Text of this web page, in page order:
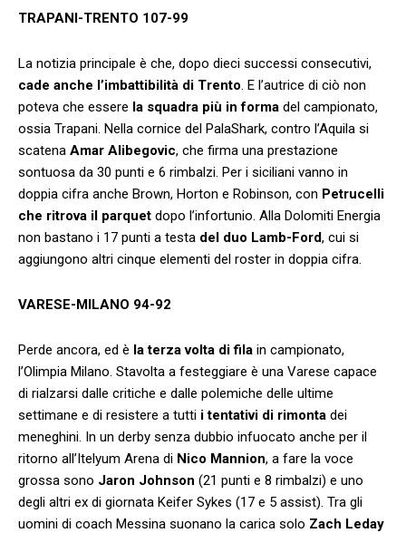
TRAPANI-TRENTO 107-99
La notizia principale è che, dopo dieci successi consecutivi,
cade anche l’imbattibilità di Trento. E l’autrice di ciò non
poteva che essere la squadra più in forma del campionato,
ossia Trapani. Nella cornice del PalaShark, contro l’Aquila si
scatena Amar Alibegovic, che firma una prestazione
sontuosa da 30 punti e 6 rimbalzi. Per i siciliani vanno in
doppia cifra anche Brown, Horton e Robinson, con Petrucelli
che ritrova il parquet dopo l’infortunio. Alla Dolomiti Energia
non bastano i 17 punti a testa del duo Lamb-Ford, cui si
aggiungono altri cinque elementi del roster in doppia cifra.
VARESE-MILANO 94-92
Perde ancora, ed è la terza volta di fila in campionato,
l’Olimpia Milano. Stavolta a festeggiare è una Varese capace
di rialzarsi dalle critiche e dalle polemiche delle ultime
settimane e di resistere a tutti i tentativi di rimonta dei
meneghini. In un derby senza dubbio infuocato anche per il
ritorno all’Itelyum Arena di Nico Mannion, a fare la voce
grossa sono Jaron Johnson (21 punti e 8 rimbalzi) e uno
degli altri ex di giornata Keifer Sykes (17 e 5 assist). Tra gli
uomini di coach Messina suonano la carica solo Zach Leday